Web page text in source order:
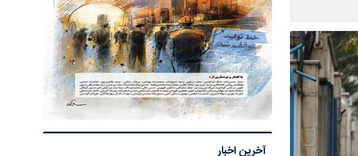
آخرین اخبار